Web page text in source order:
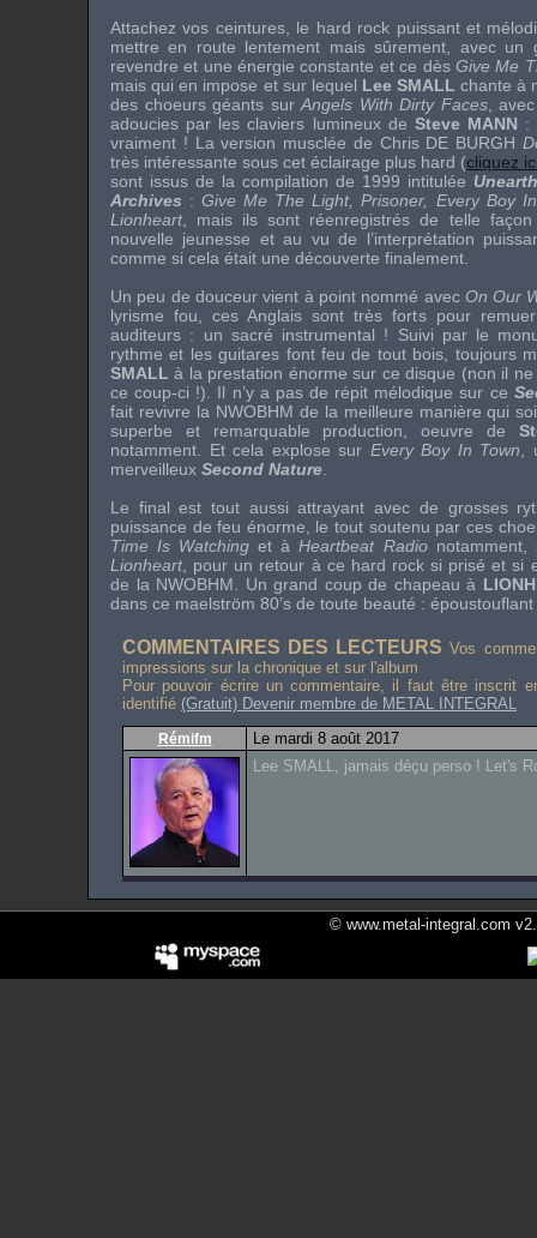
Attachez vos ceintures, le hard rock puissant et
mettre en route lentement mais sûrement, avec
revendre et une énergie constante et ce dès Give Me
mais qui en impose et sur lequel Lee SMALL chante à
des choeurs géants sur Angels With Dirty Faces,
adoucies par les claviers lumineux de Steve MANN :
vraiment ! La version musclée de Chris DE BURGH
très intéressante sous cet éclairage plus hard (cliquez
sont issus de la compilation de 1999 intitulée
Archives :Give Me The Light, Prisoner, Every Boy
Lionheart, mais ils sont réenregistrés de telle
nouvelle jeunesse et au vu de l’interprétation
comme si cela était une découverte finalement.
Un peu de douceur vient à point nommé avec On Our
lyrisme fou, ces Anglais sont très forts pour
auditeurs : un sacré instrumental ! Suivi par le
rythme et les guitares font feu de tout bois, toujours
SMALL à la prestation énorme sur ce disque (non il
ce coup-ci !). Il n’y a pas de répit mélodique sur ce
fait revivre la NWOBHM de la meilleure manière qui
superbe et remarquable production, oeuvre de
notamment. Et cela explose sur Every Boy In Town
merveilleux Second Nature
Le final est tout aussi attrayant avec de grosses
puissance de feu énorme, le tout soutenu par ces
Time Is Watching et àHeartbeat Radionotamment,
Lionheart, pour un retour à ce hard rocksi prisé et si
de la NWOBHM . Un grand coup de chapeau à
dans ce maelström 80’s de toute beauté : époustouflant
COMMENTAIRES DES LECTEURS Vos
impressions sur la chronique et sur l'album
Pour pouvoir écrire un commentaire, il faut être inscrit
identifié (Gratuit) Devenir membre de METAL INTEGRAL
Rémifm
Le mardi 8 août 2017
Lee SMALL, jamais déçu perso ! Let's
© www.metal-integral.com